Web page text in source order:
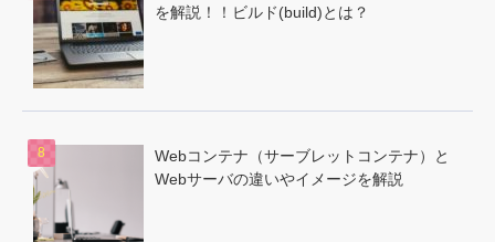
を解説！！ビルド(build)とは？
Webコンテナ（サーブレットコンテナ）と
Webサーバの違いやイメージを解説